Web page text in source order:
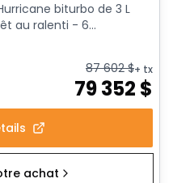
biturbo de 3 L
au ralenti - 6...
87 602$+ tx
79 352 $
achat